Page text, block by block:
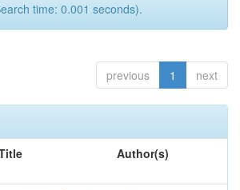
time: 0.001 seconds).
previous 1 next
Author(s)